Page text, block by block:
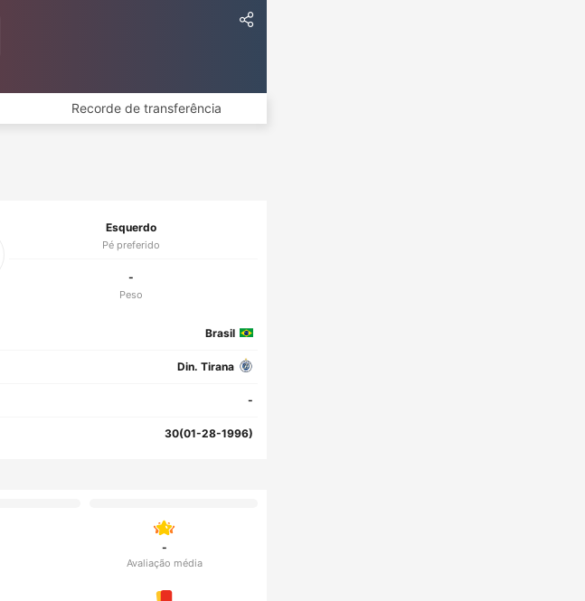
Recorde de transferência
Esquerdo
Pé preferido
-
Peso
Brasil
Din. Tirana
-
30(01-28-1996)
-
Avaliação média